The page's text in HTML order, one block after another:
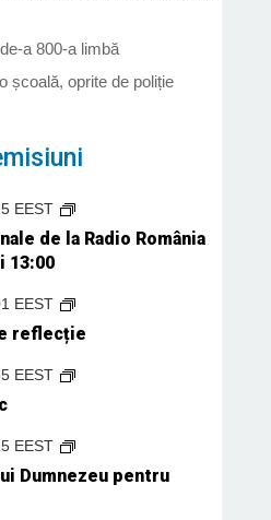
a 800-a limbă
școală, oprite de poliție
EEST
de la Radio România
13:00
EEST
reflecție
EEST
EEST
Dumnezeu pentru